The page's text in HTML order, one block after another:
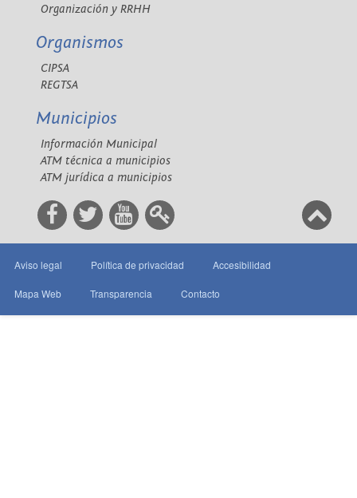
Organización y RRHH
Organismos
CIPSA
REGTSA
Municipios
Información Municipal
ATM técnica a municipios
ATM jurídica a municipios
Aviso legal Política de privacidad Accesibilidad
Mapa Web Transparencia Contacto